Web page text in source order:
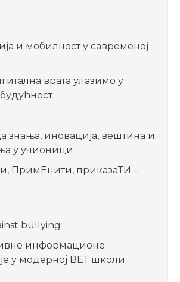
и мобилност у савременој
врата улазимо у
знања, иновација, вештина и
у учионици
ПримЕнити, приказаТИ –
bullying
информационе
у модерној ВЕТ школи